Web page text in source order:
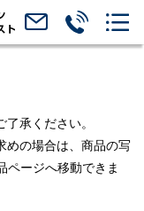
承ください。
めの場合は、商品の写
ページへ移動できま